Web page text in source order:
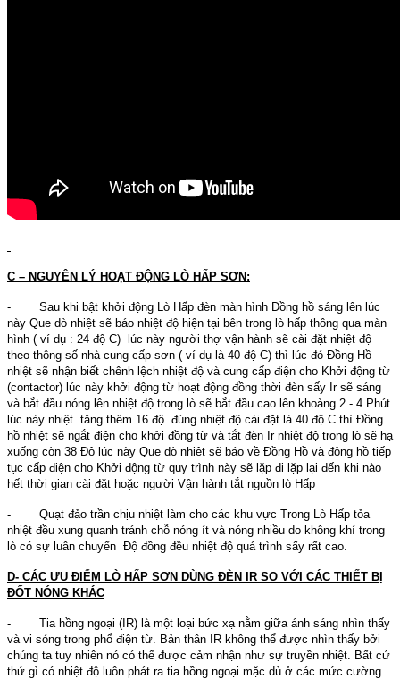
C – NGUYÊN LÝ HOẠT ĐỘNG LÒ HẤP SƠN:
- Sau khi bật khởi động Lò Hấp đèn màn hình Đồng hồ sáng lên lúc
này Que dò nhiệt sẽ báo nhiệt độ hiện tại bên trong lò hấp thông qua màn
hình ( ví dụ : 24 độ C) lúc này người thợ vận hành sẽ cài đặt nhiệt độ
theo thông số nhà cung cấp sơn ( ví dụ là 40 độ C) thì lúc đó Đồng Hồ
nhiệt sẽ nhận biết chênh lệch nhiệt độ và cung cấp điện cho Khởi động từ
(contactor) lúc này khởi động từ hoạt động đồng thời đèn sấy Ir sẽ sáng
và bắt đầu nóng lên nhiệt độ trong lò sẽ bắt đầu cao lên khoàng 2 - 4 Phút
lúc này nhiệt tăng thêm 16 độ đúng nhiệt độ cài đặt là 40 độ C thì Đồng
hồ nhiệt sẽ ngắt điện cho khởi đồng từ và tắt đèn Ir nhiệt độ trong lò sẽ hạ
xuống còn 38 Độ lúc này Que dò nhiệt sẽ báo về Đồng Hồ và động hồ tiếp
tục cấp điện cho Khởi động từ quy trình này sẽ lặp đi lặp lại đến khi nào
hết thời gian cài đặt hoặc người Vận hành tắt nguồn lò Hấp
- Quạt đảo trần chịu nhiệt làm cho các khu vực Trong Lò Hấp tỏa
nhiệt đều xung quanh tránh chỗ nóng ít và nóng nhiều do không khí trong
lò có sự luân chuyển Độ đồng đều nhiệt độ quá trình sấy rất cao.
D- CÁC ƯU ĐIỂM LÒ HẤP SƠN DÙNG ĐÈN IR SO VỚI CÁC THIẾT BỊ
ĐỐT NÓNG KHÁC
- Tia hồng ngoại (IR) là một loại bức xạ nằm giữa ánh sáng nhìn thấy
và vi sóng trong phổ điện từ. Bản thân IR không thể được nhìn thấy bởi
chúng ta tuy nhiên nó có thể được cảm nhận như sự truyền nhiệt. Bất cứ
thứ gì có nhiệt độ luôn phát ra tia hồng ngoại mặc dù ở các mức cường